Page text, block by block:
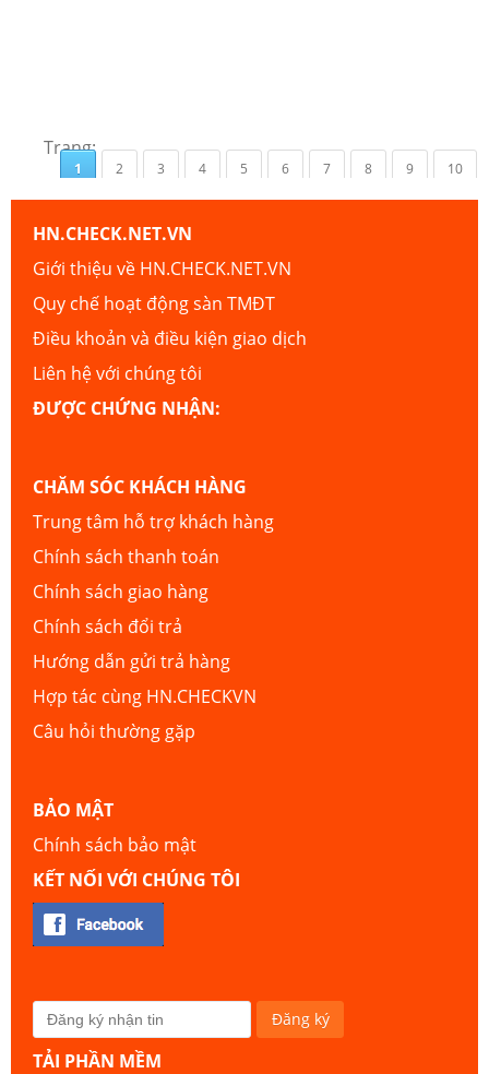
Trang:
1 2 3 4 5 6 7 8 9 10
HN.CHECK.NET.VN
Giới thiệu về HN.CHECK.NET.VN
Quy chế hoạt động sàn TMĐT
Điều khoản và điều kiện giao dịch
Liên hệ với chúng tôi
ĐƯỢC CHỨNG NHẬN:
CHĂM SÓC KHÁCH HÀNG
Trung tâm hỗ trợ khách hàng
Chính sách thanh toán
Chính sách giao hàng
Chính sách đổi trả
Hướng dẫn gửi trả hàng
Hợp tác cùng HN.CHECKVN
Câu hỏi thường gặp
BẢO MẬT
Chính sách bảo mật
KẾT NỐI VỚI CHÚNG TÔI
TẢI PHẦN MỀM